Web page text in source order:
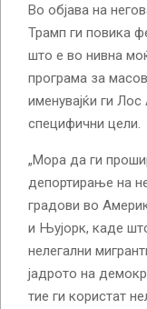
Во објава на
Трамп ги повика
што е во нивна
програма за
именувајќи ги
специфични цели.
„Мора да ги
депортирање на
градови во
и Њујорк, каде
нелегални
јадрото на
тие ги користат